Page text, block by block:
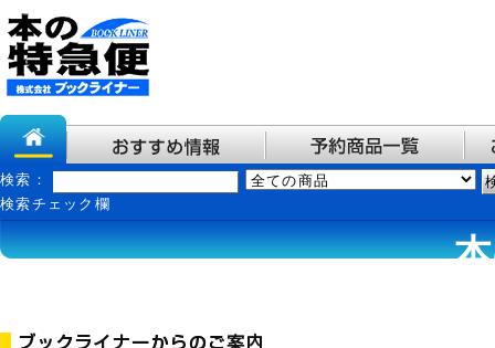
検索：
検索チェック欄